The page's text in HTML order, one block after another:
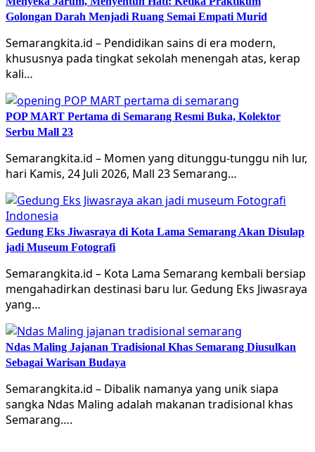
Golongan Darah Menjadi Ruang Semai Empati Murid
Semarangkita.id – Pendidikan sains di era modern,
khususnya pada tingkat sekolah menengah atas, kerap
kali…
POP MART Pertama di Semarang Resmi Buka, Kolektor
Serbu Mall 23
Semarangkita.id – Momen yang ditunggu-tunggu nih lur,
hari Kamis, 24 Juli 2026, Mall 23 Semarang…
Gedung Eks Jiwasraya di Kota Lama Semarang Akan Disulap
jadi Museum Fotografi
Semarangkita.id – Kota Lama Semarang kembali bersiap
mengahadirkan destinasi baru lur. Gedung Eks Jiwasraya
yang…
Ndas Maling Jajanan Tradisional Khas Semarang Diusulkan
Sebagai Warisan Budaya
Semarangkita.id – Dibalik namanya yang unik siapa
sangka Ndas Maling adalah makanan tradisional khas
Semarang….